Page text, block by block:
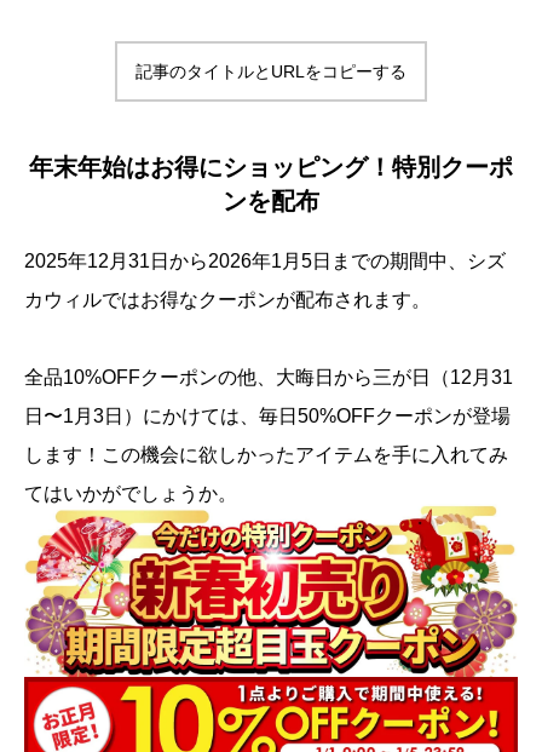
記事のタイトルとURLをコピーする
年末年始はお得にショッピング！特別クーポ
ンを配布
2025年12月31日から2026年1月5日までの期間中、シズ
カウィルではお得なクーポンが配布されます。
全品10%OFFクーポンの他、大晦日から三が日（12月31
日〜1月3日）にかけては、毎日50%OFFクーポンが登場
します！この機会に欲しかったアイテムを手に入れてみ
てはいかがでしょうか。